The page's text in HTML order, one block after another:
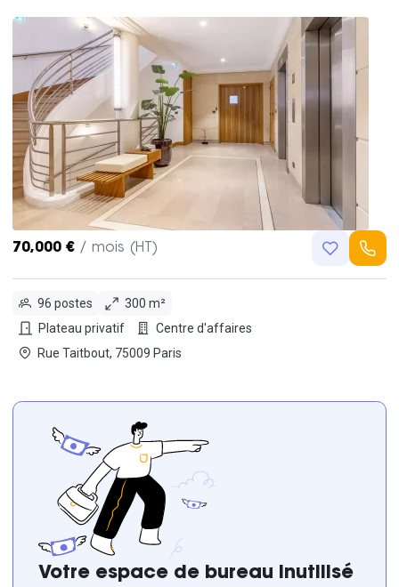
70,000 € / mois (HT)
96 postes
300 m²
Plateau privatif
Centre d'affaires
Rue Taitbout, 75009 Paris
Votre espace de bureau inutilisé